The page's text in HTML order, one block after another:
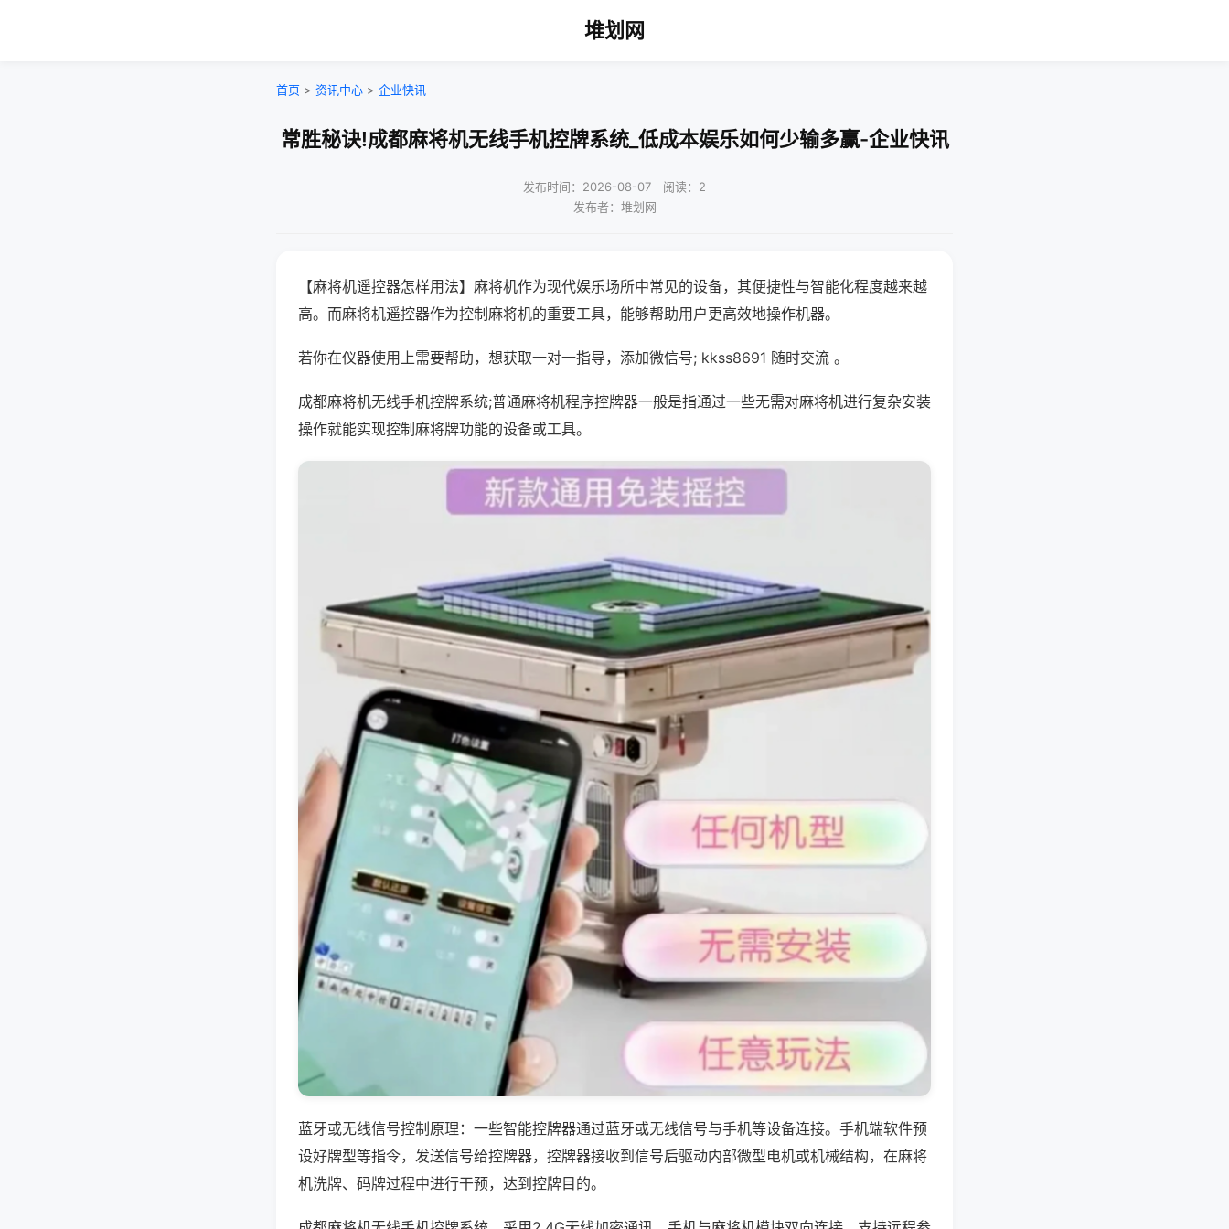
堆划网
首页 > 资讯中心 > 企业快讯
常胜秘诀!成都麻将机无线手机控牌系统_低成本娱乐如何少输多赢-企业快讯
发布时间：2026-08-07｜阅读：2
发布者：堆划网
【麻将机遥控器怎样用法】麻将机作为现代娱乐场所中常见的设备，其便捷性与智能化程度越来越
高。而麻将机遥控器作为控制麻将机的重要工具，能够帮助用户更高效地操作机器。
若你在仪器使用上需要帮助，想获取一对一指导，添加微信号; kkss8691 随时交流 。
成都麻将机无线手机控牌系统;普通麻将机程序控牌器一般是指通过一些无需对麻将机进行复杂安装
操作就能实现控制麻将牌功能的设备或工具。
蓝牙或无线信号控制原理：一些智能控牌器通过蓝牙或无线信号与手机等设备连接。手机端软件预
设好牌型等指令，发送信号给控牌器，控牌器接收到信号后驱动内部微型电机或机械结构，在麻将
机洗牌、码牌过程中进行干预，达到控牌目的。